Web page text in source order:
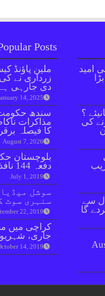
Posts
ملین
زرداری نے
دی جارہی
14, 2025
سندھ حکومت
مذاکرات
کا فیصلہ
August 7, 2026
بلوچستان
دفعہ 144 نافذ کردی
July 1, 2019
سوشل
سنہری سوٹ
22, 2019
کراچی میں
جاری،
14, 2019
امید
؟
کی
4 دسمبر سے 16 سال سے
گا